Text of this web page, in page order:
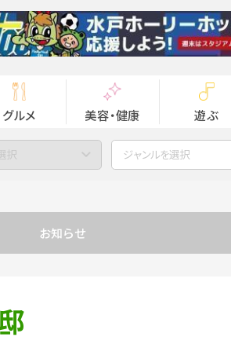
グルメ 美容・健康 遊ぶ
択 ジャンルを選択
お知らせ